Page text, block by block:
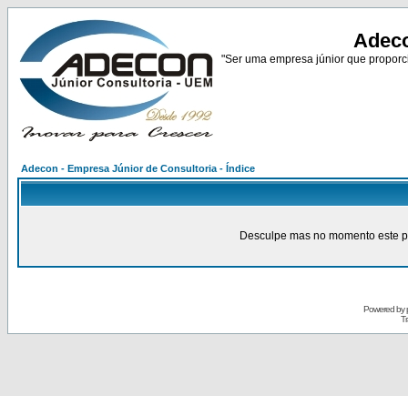
"Ser uma empresa júnior que
Adecon - Empresa Júnior de Consultoria - Índice
Desculpe mas no momento este
Powered by